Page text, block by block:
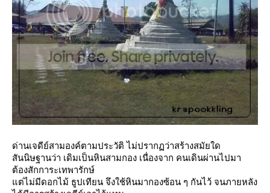
ด่านเจดีย์สามองค์ตามประวัติ ไม่ปรากฏว่าสร้างสมัยใด
สันนิษฐานว่า เดิมเป็นหินสามกอง เนื่องจาก คนเดินผ่านไปมา
ต้องสักการะเทพารักษ์
ต่ไม่มีดอกไม้ ธูปเทียน จึงใช้หินมากองซ้อน ๆ กันไว้ จนภายหลัง